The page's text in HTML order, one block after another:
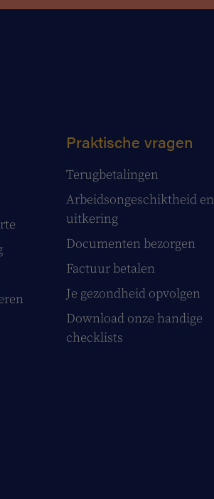
Praktische vragen
Terugbetalingen
Arbeidsongeschiktheid en
uitkering
Documenten bezorgen
Factuur betalen
Je gezondheid opvolgen
Download onze handige
checklists